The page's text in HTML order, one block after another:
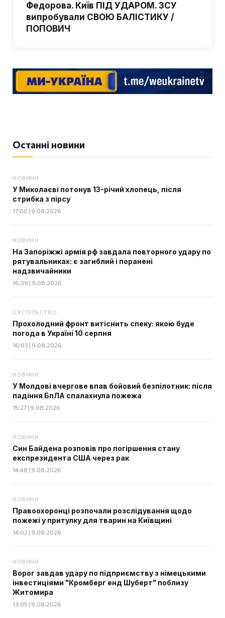
Федорова. Київ ПІД УДАРОМ. ЗСУ
випробували СВОЮ БАЛІСТИКУ /
ПОПОВИЧ
Останні новини
НОВИНИ
У Миколаєві потонув 13-річий хлопець, після
стрибка з пірсу
17:00 | 9.08.2026
НОВИНИ
На Запоріжжі армія рф завдала повторного удару по
рятувальниках: є загиблий і поранені
надзвичайники
16:39 | 9.08.2026
СУСПІЛЬСТВО
Прохолодний фронт витіснить спеку: якою буде
погода в Україні 10 серпня
16:03 | 9.08.2026
НОВИНИ
У Молдові вчергове впав бойовий безпілотник: після
падіння БпЛА спалахнула пожежа
15:27 | 9.08.2026
НОВИНИ
Син Байдена розповів про погіршення стану
експрезидента США через рак
14:48 | 9.08.2026
НОВИНИ
Правоохоронці розпочали розслідування щодо
пожежі у притулку для тварин на Київщині
14:02 | 9.08.2026
НОВИНИ
Ворог завдав удару по підприємству з німецькими
інвестиціями "Кромберг енд Шуберт" поблизу
Житомира
13:05 | 9.08.2026